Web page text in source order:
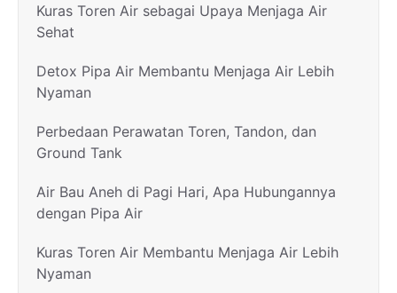
Kuras Toren Air sebagai Upaya Menjaga Air
Sehat
Detox Pipa Air Membantu Menjaga Air Lebih
Nyaman
Perbedaan Perawatan Toren, Tandon, dan
Ground Tank
Air Bau Aneh di Pagi Hari, Apa Hubungannya
dengan Pipa Air
Kuras Toren Air Membantu Menjaga Air Lebih
Nyaman